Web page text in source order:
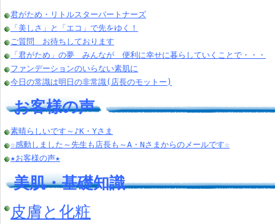
君がため・リトルスターパートナーズ
「美しさ」と「エコ」で先をゆく！
ご質問 お待ちしております
「君がため」の夢 みんなが 便利に幸せに暮らしていくことで・・・
ファンデーションのいらない素肌に
今日の常識は明日の非常識(店長のモットー)
お客様の声
素晴らしいです～♪K・Yさま
☆感動しました～先生も店長も～A・Nさまからのメールです☆
★お客様の声★
美肌・基礎知識
皮膚と化粧